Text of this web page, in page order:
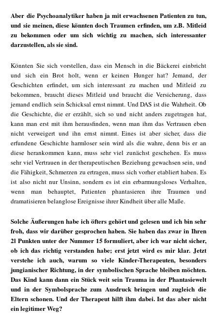
Aber die Psychoanalytiker haben ja mit erwachsenen Patienten zu tun,
und sie meinen, diese könnten doch Traumen erfinden, um z.B. Mitleid
zu bekommen oder um sich wichtig zu machen, sich interessanter
darzustellen, als sie sind.
Könnten Sie sich vorstellen, dass ein Mensch in die Bäckerei einbricht
und sich ein Brot holt, wenn er keinen Hunger hat? Jemand, der
Geschichten erfindet, um sich interessant zu machen und Mitleid zu
bekommen, braucht dieses Mitleid und braucht die Versicherung, dass
jemand endlich sein Schicksal ernst nimmt. Und DAS ist die Wahrheit. Ob
die Geschichte, die er erzählt, sich so und nicht anders zugetragen hat,
kann man erst mit ihm herausfinden, wenn man ihm das Vertrauen eben
nicht verweigert und ihn ernst nimmt. Eines ist aber sicher, dass die
erfundene Geschichte harmloser sein wird als die wahre, denn bis er an
diese herankommen kann, muss sehr viel zunächst geschehen. Es muss
sehr viel Vertrauen in der therapeutischen Beziehung gewachsen sein, und
die Fähigkeit, Schmerzen zu ertragen, muss sich vorher etabliert haben. Es
ist also nicht nur Unsinn, sondern es ist ein erbarmungsloses Verhalten,
wenn man behauptet, Patienten phantasieren ihre Traumen und
dramatisieren belanglose Ereignisse ihrer Kindheit über alle Maße.
Solche Äußerungen habe ich öfters gehört und gelesen und ich bin sehr
froh, dass wir darüber gesprochen haben. Sie haben das zwar in Ihren
2l Punkten unter der Nummer 15 formuliert, aber ich war nicht sicher,
ob ich das richtig verstanden habe; erst jetzt wird es mir klar. Jetzt
verstehe ich auch, warum so viele Kinder-Therapeuten, besonders
jungianischer Richtung, in der symbolischen Sprache bleiben möchten.
Das Kind kann dann ein Stück weit sein Trauma in der Phantasiewelt
und in der Symbolsprache zum Ausdruck bringen und zugleich die
Eltern schonen. Und der Therapeut hilft ihm dabei. Ist das aber nicht
ein legitimer Weg?